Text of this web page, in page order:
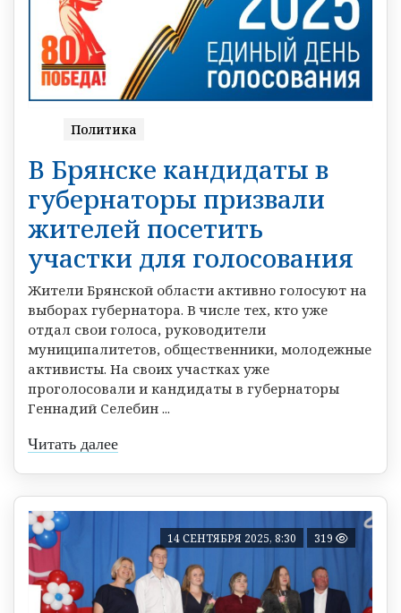
Политика
В Брянске кандидаты в
губернаторы призвали
жителей посетить
участки для голосования
Жители Брянской области активно голосуют на
выборах губернатора. В числе тех, кто уже
отдал свои голоса, руководители
муниципалитетов, общественники, молодежные
активисты. На своих участках уже
проголосовали и кандидаты в губернаторы
Геннадий Селебин ...
Читать далее
14 СЕНТЯБРЯ 2025, 8:30 319